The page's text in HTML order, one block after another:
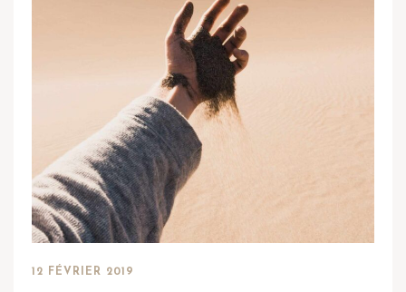
12 FÉVRIER 2019